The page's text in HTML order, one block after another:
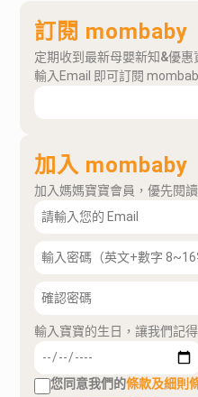
訂閱 mombaby
定期收到最新母嬰新知&優惠
輸入Email 即可訂閱
加入 mombaby
加入媽媽寶寶會員，優先閱
輸入寶寶的生日，讓我們記
您同意我們的條款及細則